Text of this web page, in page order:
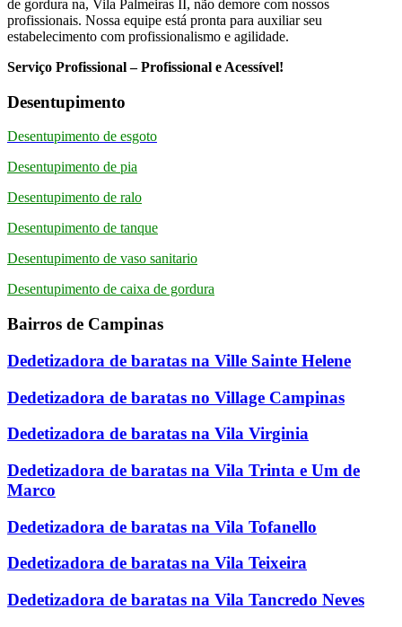
de gordura na, Vila Palmeiras II, não demore com nossos
profissionais. Nossa equipe está pronta para auxiliar seu
estabelecimento com profissionalismo e agilidade.
Serviço Profissional – Profissional e Acessível!
Desentupimento
Desentupimento de esgoto
Desentupimento de pia
Desentupimento de ralo
Desentupimento de tanque
Desentupimento de vaso sanitario
Desentupimento de caixa de gordura
Bairros de Campinas
Dedetizadora de baratas na Ville Sainte Helene
Dedetizadora de baratas no Village Campinas
Dedetizadora de baratas na Vila Virginia
Dedetizadora de baratas na Vila Trinta e Um de
Marco
Dedetizadora de baratas na Vila Tofanello
Dedetizadora de baratas na Vila Teixeira
Dedetizadora de baratas na Vila Tancredo Neves